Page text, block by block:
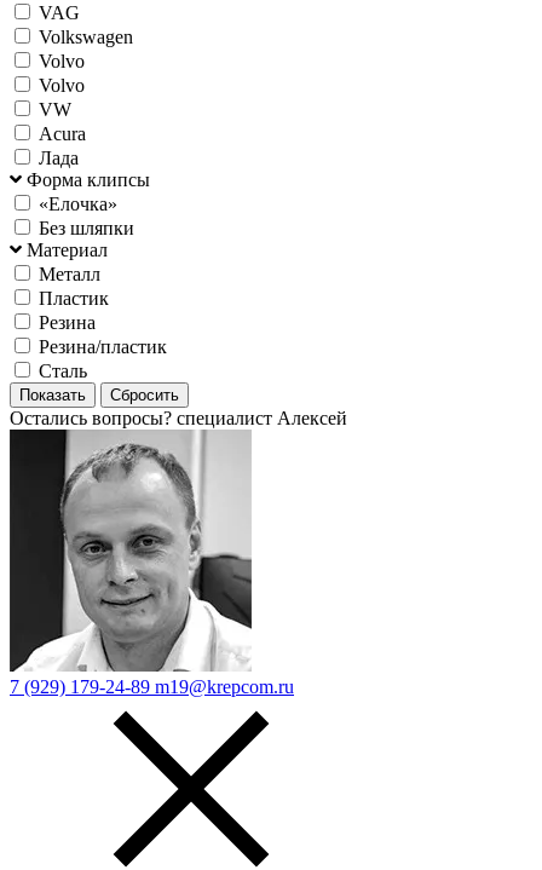
VAG
Volkswagen
Volvo
Volvо
VW
Аcura
Лада
Форма клипсы
«Елочка»
Без шляпки
Материал
Металл
Пластик
Резина
Резина/пластик
Сталь
Остались вопросы? специалист Алексей
7 (929) 179-24-89 m19@krepcom.ru